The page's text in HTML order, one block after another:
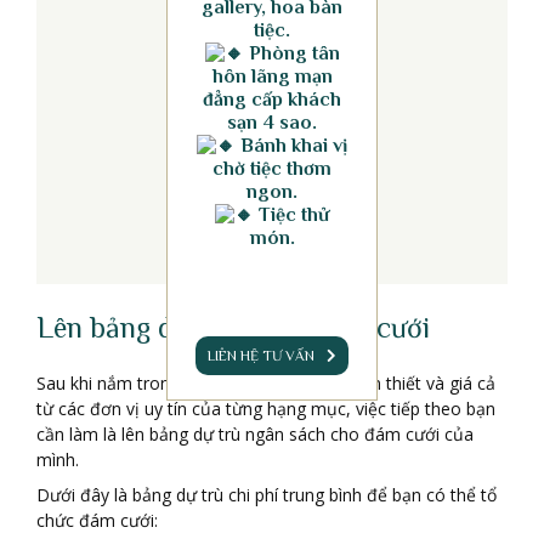
gallery, hoa bàn
tiệc.
Phòng tân
hôn lãng mạn
đẳng cấp khách
sạn 4 sao.
Bánh khai vị
chờ tiệc thơm
ngon.
Tiệc thử
món.
LIÊN HỆ TƯ VẤN
Lên bảng dự trù ngân sách cưới
Sau khi nắm trong tay các khoản chi phí cần thiết và giá cả
từ các đơn vị uy tín của từng hạng mục, việc tiếp theo bạn
cần làm là lên bảng dự trù ngân sách cho đám cưới của
mình.
Dưới đây là bảng dự trù chi phí trung bình để bạn có thể tổ
chức đám cưới: